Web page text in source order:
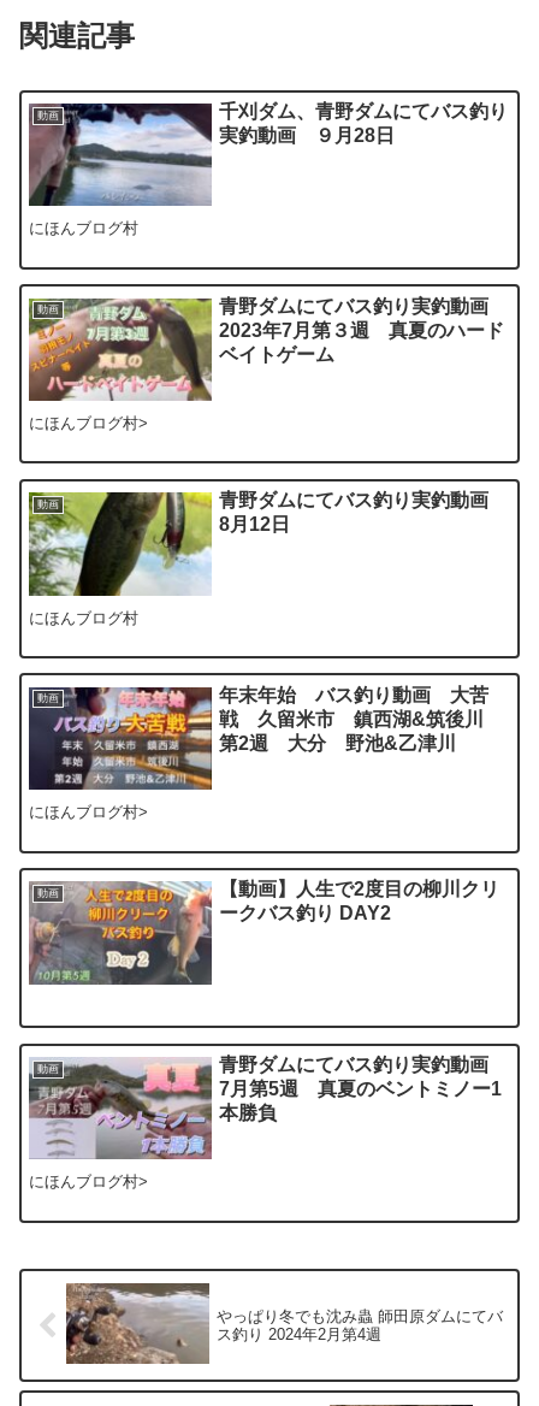
関連記事
動画
千刈ダム、青野ダムにてバス釣り
実釣動画 ９月28日
にほんブログ村
動画
青野ダムにてバス釣り実釣動画
2023年7月第３週 真夏のハード
ベイトゲーム
にほんブログ村>
動画
青野ダムにてバス釣り実釣動画
8月12日
にほんブログ村
動画
年末年始 バス釣り動画 大苦
戦 久留米市 鎮西湖&筑後川
第2週 大分 野池&乙津川
にほんブログ村>
動画
【動画】人生で2度目の柳川クリ
ークバス釣り DAY2
動画
青野ダムにてバス釣り実釣動画
7月第5週 真夏のベントミノー1
本勝負
にほんブログ村>
やっぱり冬でも沈み蟲 師田原ダムにてバ
ス釣り 2024年2月第4週